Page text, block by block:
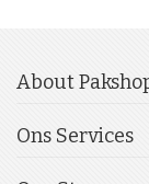
About
Ons Services